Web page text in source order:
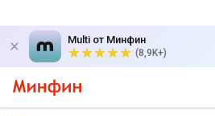
Multi от Минфин
(8,9K+)